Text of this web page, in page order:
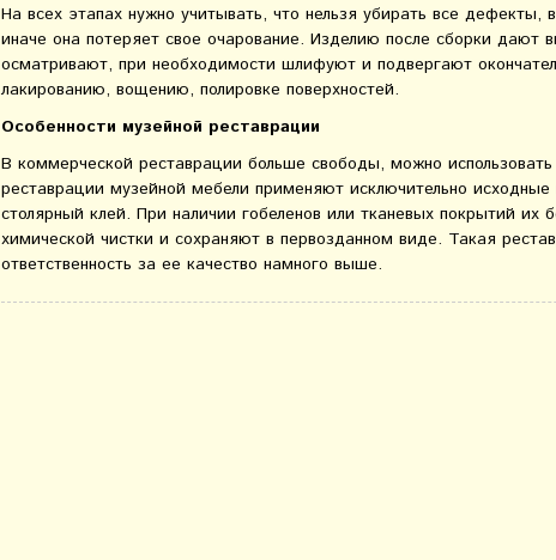
На всех этапах нужно учитывать, что нельзя убирать все
иначе она потеряет свое очарование. Изделию после сборки дают
осматривают, при необходимости шлифуют и подвергают
лакированию, вощению, полировке поверхностей.
Особенности музейной реставрации
В коммерческой реставрации больше свободы, можно
реставрации музейной мебели применяют исключительно
столярный клей. При наличии гобеленов или тканевых покрытий
химической чистки и сохраняют в первозданном виде. Такая
ответственность за ее качество намного выше.